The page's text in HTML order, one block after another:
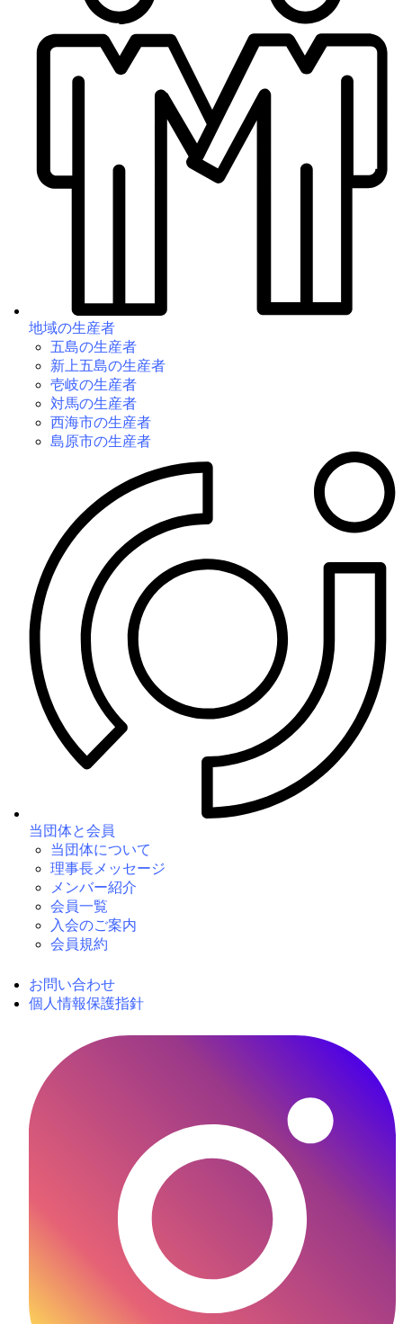
地域の生産者
五島の生産者
新上五島の生産者
壱岐の生産者
対馬の生産者
西海市の生産者
島原市の生産者
当団体と会員
当団体について
理事長メッセージ
メンバー紹介
会員一覧
入会のご案内
会員規約
お問い合わせ
個人情報保護指針